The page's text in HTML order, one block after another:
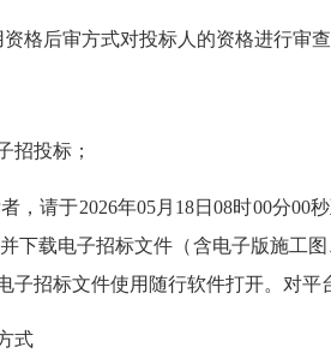
后审方式对投标人的资格进行审查
投标；
请于2026年05月18日08时00分00秒
下载电子招标文件（含电子版施工
子招标文件使用随行软件打开。对
式